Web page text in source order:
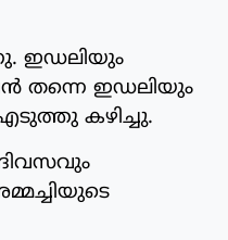
ഇഡലിയും
തന്നെ ഇഡലിയും
എടുത്തു കഴിച്ചു.